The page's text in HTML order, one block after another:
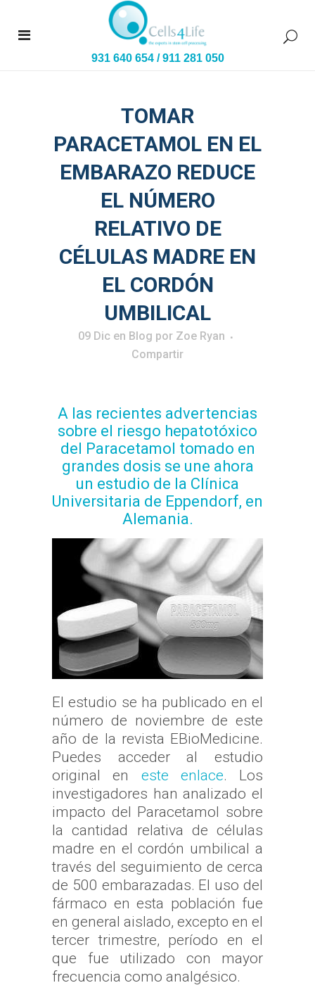
931 640 654/911 281 050
TOMAR
PARACETAMOL EN EL
EMBARAZO REDUCE
EL NÚMERO
RELATIVO DE
CÉLULAS MADRE EN
EL CORDÓN
UMBILICAL
09 Dic en Blog por Zoe Ryan
Compartir
A las recientes advertencias
sobre el riesgo hepatotóxico
del Paracetamol tomado en
grandes dosis se une ahora
un estudio de la Clínica
Universitaria de Eppendorf, en
Alemania.
El estudio se ha publicado en el
número de noviembre de este
año de la revista EBioMedicine.
Puedes acceder al estudio
original en este enlace. Los
investigadores han analizado el
impacto del Paracetamol sobre
la cantidad relativa de células
madre en el cordón umbilical a
través del seguimiento de cerca
de 500 embarazadas. El uso del
fármaco en esta población fue
en general aislado, excepto en el
tercer trimestre, período en el
que fue utilizado con mayor
frecuencia como analgésico.